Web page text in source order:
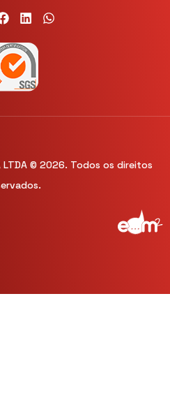
LTDA © 2026. Todos os direitos